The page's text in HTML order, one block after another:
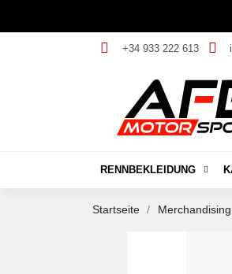
+34 933 222 613
RENNBEKLEIDUNG
Startseite Merchandising